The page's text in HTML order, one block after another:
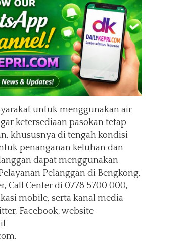
untuk menggunakan air
ketersediaan pasokan tetap
khususnya di tengah kondisi
penanganan keluhan dan
dapat menggunakan
Pelanggan di Bengkong,
Call Center di0778 5700 000,
mobile, serta kanal media
Facebook, website